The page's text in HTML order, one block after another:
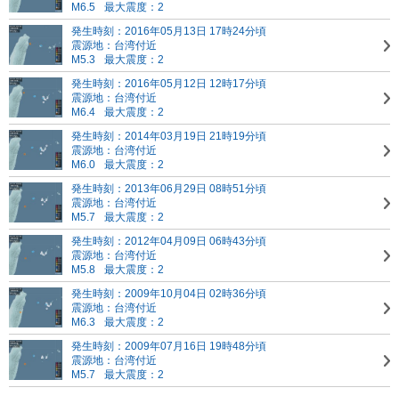
M6.5
最大震度：2
発生時刻：2016年05月13日 17時24分頃
震源地：台湾付近
M5.3
最大震度：2
発生時刻：2016年05月12日 12時17分頃
震源地：台湾付近
M6.4
最大震度：2
発生時刻：2014年03月19日 21時19分頃
震源地：台湾付近
M6.0
最大震度：2
発生時刻：2013年06月29日 08時51分頃
震源地：台湾付近
M5.7
最大震度：2
発生時刻：2012年04月09日 06時43分頃
震源地：台湾付近
M5.8
最大震度：2
発生時刻：2009年10月04日 02時36分頃
震源地：台湾付近
M6.3
最大震度：2
発生時刻：2009年07月16日 19時48分頃
震源地：台湾付近
M5.7
最大震度：2